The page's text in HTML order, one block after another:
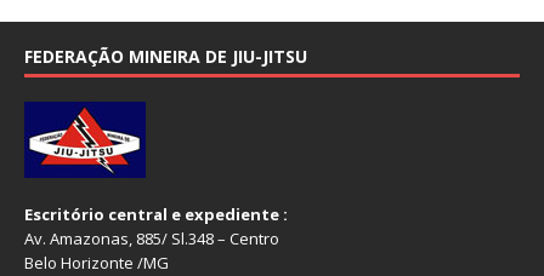
FEDERAÇÃO MINEIRA DE JIU-JITSU
Escritório central e expediente :
Av. Amazonas, 885/ Sl.348 – Centro
Belo Horizonte /MG